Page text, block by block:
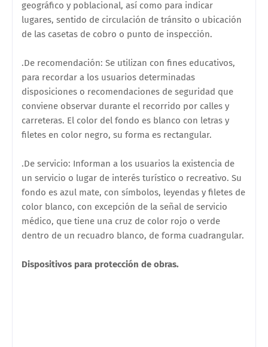
geográfico y poblacional, así como para indicar
lugares, sentido de circulación de tránsito o ubicación
de las casetas de cobro o punto de inspección.
.De recomendación: Se utilizan con fines educativos,
para recordar a los usuarios determinadas
disposiciones o recomendaciones de seguridad que
conviene observar durante el recorrido por calles y
carreteras. El color del fondo es blanco con letras y
filetes en color negro, su forma es rectangular.
.De servicio: Informan a los usuarios la existencia de
un servicio o lugar de interés turístico o recreativo. Su
fondo es azul mate, con símbolos, leyendas y filetes de
color blanco, con excepción de la señal de servicio
médico, que tiene una cruz de color rojo o verde
dentro de un recuadro blanco, de forma cuadrangular.
Dispositivos para protección de obras.